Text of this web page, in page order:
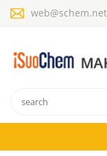
web@schem.net